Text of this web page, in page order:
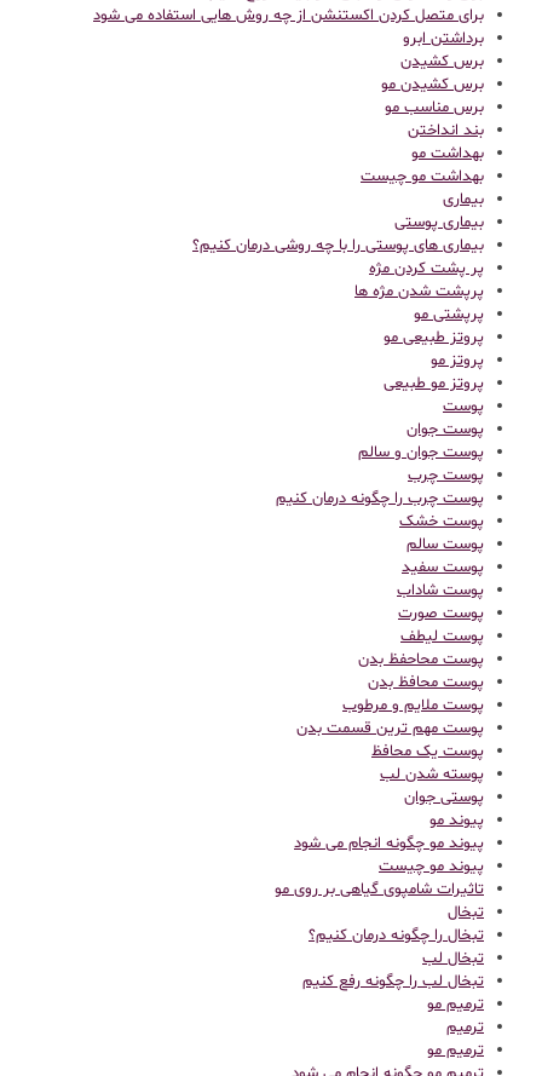
برای متصل کردن اکستنشن از چه روش هایی استفاده می شود
برداشتن ابرو
برس کشیدن
برس کشیدن مو
برس مناسب مو
بند انداختن
بهداشت مو
بهداشت مو چیست
بیماری
بیماری پوستی
بیماری های پوستی را با چه روشی درمان کنیم؟
پر پشت کردن مژه
پرپشت شدن مژه ها
پرپشتی مو
پروتز طبیعی مو
پروتز مو
پروتز مو طبیعی
پوست
پوست جوان
پوست جوان و سالم
پوست چرب
پوست چرب را چگونه درمان کنیم
پوست خشک
پوست سالم
پوست سفید
پوست شاداب
پوست صورت
پوست لیطف
پوست محاحفظ بدن
پوست محافظ بدن
پوست ملایم و مرطوب
پوست مهم ترین قسمت بدن
پوست یک محافظ
پوسته شدن لب
پوستی جوان
پیوند مو
پیوند مو چگونه انجام می شود
پیوند مو چیست
تاثیرات شامپوی گیاهی بر روی مو
تبخال
تبخال را چگونه درمان کنیم؟
تبخال لب
تبخال لب را چگونه رفع کنیم
ترميم مو
ترمیم
ترمیم مو